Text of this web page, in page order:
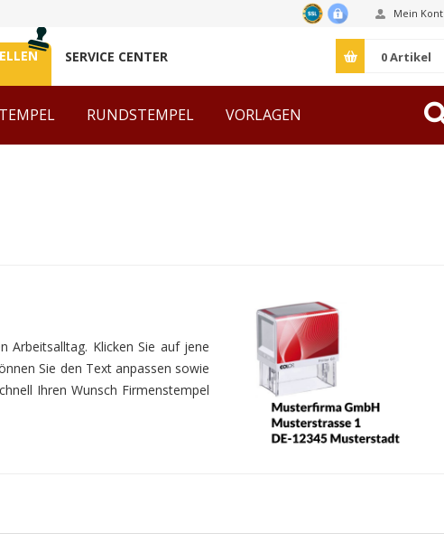
Mein
SERVICE CENTER 0Artikel
RUNDSTEMPEL VORLAGEN
Arbeitsalltag. Klicken Sie auf jene
Sie den Text anpassen sowie
Ihren Wunsch Firmenstempel